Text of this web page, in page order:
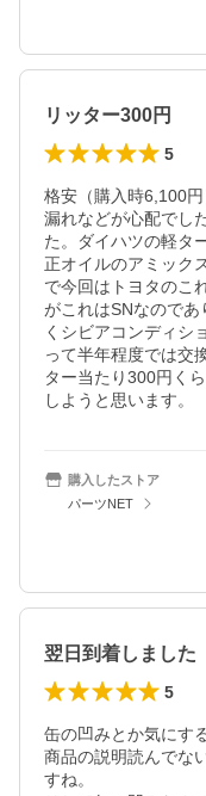
リッター300円
5
格安（購入時6,100
漏れなどが心配でし
た。ダイハツの軽タ
正オイルのアミック
で今回はトヨタのこ
がこれはSNなので
くシビアコンディシ
って半年程度では交
ター当たり300円く
しようと思います。
購入したストア
パーツNET
翌日到着しました
5
缶の凹みとか気にす
商品の説明読んでな
すね。